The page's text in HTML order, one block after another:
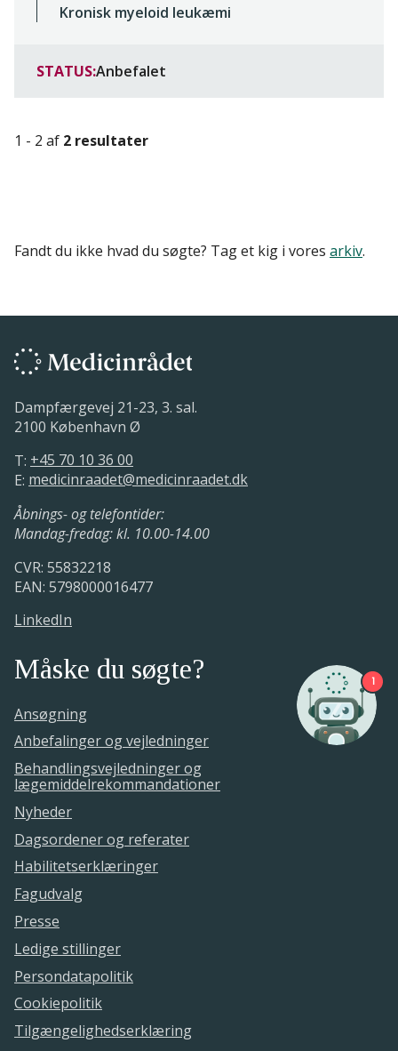
Kronisk myeloid leukæmi
STATUS:Anbefalet
1 - 2 af 2 resultater
Fandt du ikke hvad du søgte? Tag et kig i vores arkiv.
Dampfærgevej 21-23, 3. sal.
2100 København Ø
T: +45 70 10 36 00
E: medicinraadet@medicinraadet.dk
Åbnings- og telefontider:
Mandag-fredag: kl. 10.00-14.00
CVR: 55832218
EAN: 5798000016477
LinkedIn
Måske du søgte?
Ansøgning
Anbefalinger og vejledninger
Behandlingsvejledninger og
lægemiddelrekommandationer
Nyheder
Dagsordener og referater
Habilitetserklæringer
Fagudvalg
Presse
Ledige stillinger
Persondatapolitik
Cookiepolitik
Tilgængelighedserklæring
1